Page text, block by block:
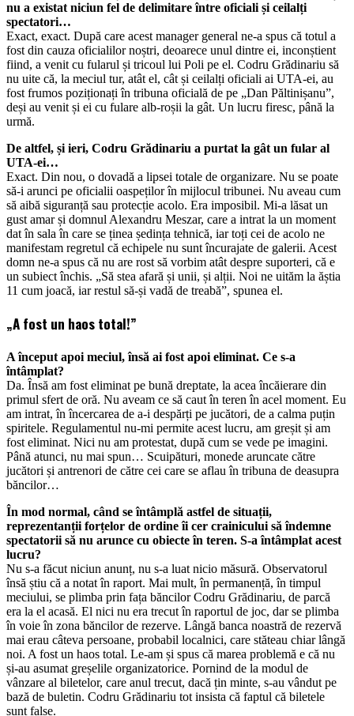
nu a existat niciun fel de delimitare între oficiali și ceilalți
spectatori…
Exact, exact. După care acest manager general ne-a spus că totul a
fost din cauza oficialilor noștri, deoarece unul dintre ei, inconștient
fiind, a venit cu fularul și tricoul lui Poli pe el. Codru Grădinariu să
nu uite că, la meciul tur, atât el, cât și ceilalți oficiali ai UTA-ei, au
fost frumos poziționați în tribuna oficială de pe „Dan Păltinișanu”,
deși au venit și ei cu fulare alb-roșii la gât. Un lucru firesc, până la
urmă.
De altfel, și ieri, Codru Grădinariu a purtat la gât un fular al
UTA-ei…
Exact. Din nou, o dovadă a lipsei totale de organizare. Nu se poate
să-i arunci pe oficialii oaspeților în mijlocul tribunei. Nu aveau cum
să aibă siguranță sau protecție acolo. Era imposibil. Mi-a lăsat un
gust amar și domnul Alexandru Meszar, care a intrat la un moment
dat în sala în care se ținea ședința tehnică, iar toți cei de acolo ne
manifestam regretul că echipele nu sunt încurajate de galerii. Acest
domn ne-a spus că nu are rost să vorbim atât despre suporteri, că e
un subiect închis. „Să stea afară și unii, și alții. Noi ne uităm la ăștia
11 cum joacă, iar restul să-și vadă de treabă”, spunea el.
„A fost un haos total!”
A început apoi meciul, însă ai fost apoi eliminat. Ce s-a
întâmplat?
Da. Însă am fost eliminat pe bună dreptate, la acea încăierare din
primul sfert de oră. Nu aveam ce să caut în teren în acel moment. Eu
am intrat, în încercarea de a-i despărți pe jucători, de a calma puțin
spiritele. Regulamentul nu-mi permite acest lucru, am greșit și am
fost eliminat. Nici nu am protestat, după cum se vede pe imagini.
Până atunci, nu mai spun… Scuipături, monede aruncate către
jucători și antrenori de către cei care se aflau în tribuna de deasupra
băncilor…
În mod normal, când se întâmplă astfel de situații,
reprezentanții forțelor de ordine îi cer crainicului să îndemne
spectatorii să nu arunce cu obiecte în teren. S-a întâmplat acest
lucru?
Nu s-a făcut niciun anunț, nu s-a luat nicio măsură. Observatorul
însă știu că a notat în raport. Mai mult, în permanență, în timpul
meciului, se plimba prin fața băncilor Codru Grădinariu, de parcă
era la el acasă. El nici nu era trecut în raportul de joc, dar se plimba
în voie în zona băncilor de rezerve. Lângă banca noastră de rezervă
mai erau câteva persoane, probabil localnici, care stăteau chiar lângă
noi. A fost un haos total. Le-am și spus că marea problemă e că nu
și-au asumat greșelile organizatorice. Pornind de la modul de
vânzare al biletelor, care anul trecut, dacă țin minte, s-au vândut pe
bază de buletin. Codru Grădinariu tot insista că faptul că biletele
sunt false.